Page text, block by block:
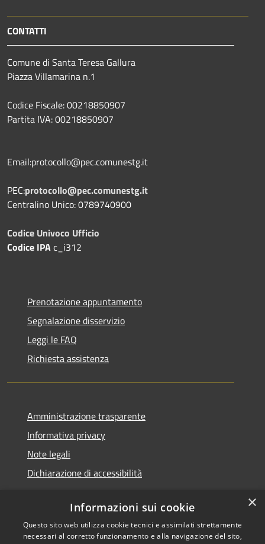
CONTATTI
Comune di Santa Teresa Gallura
Piazza Villamarina n.1
Codice Fiscale: 00218850907
Partita IVA: 00218850907
Email:protocollo@pec.comunestg.it
PEC:protocollo@pec.comunestg.it
Centralino Unico: 0789740900
Codice Univoco Ufficio
Codice IPAc_i312
Prenotazione appuntamento
Segnalazione disservizio
Leggi le FAQ
Richiesta assistenza
Amministrazione trasparente
Informativa privacy
Note legali
Dichiarazione di accessibilità
RSS
Copyright © 2026 • Comune di
×
Informazioni sui cookie
Questo sito web utilizza cookie tecnici e assimilati strettamente
necessari al corretto funzionamento e alla navigazione del sito,